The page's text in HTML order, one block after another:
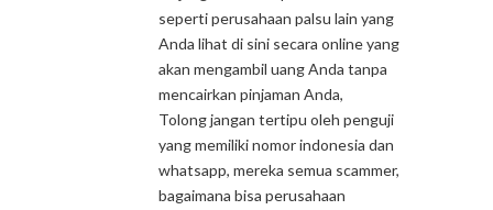
seperti perusahaan palsu lain yang
Anda lihat di sini secara online yang
akan mengambil uang Anda tanpa
mencairkan pinjaman Anda,
Tolong jangan tertipu oleh penguji
yang memiliki nomor indonesia dan
whatsapp, mereka semua scammer,
bagaimana bisa perusahaan